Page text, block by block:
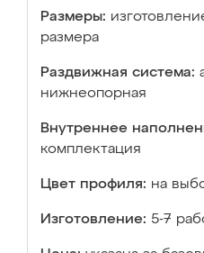
Размеры:
размера
Раздвижная система:
нижнеопорная
Внутреннее
комплектация
Цвет профиля: на
Изготовление: 5-7